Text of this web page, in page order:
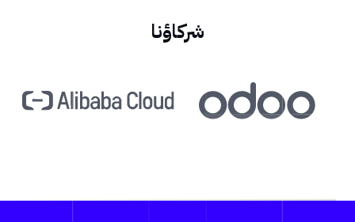
شركاؤنا